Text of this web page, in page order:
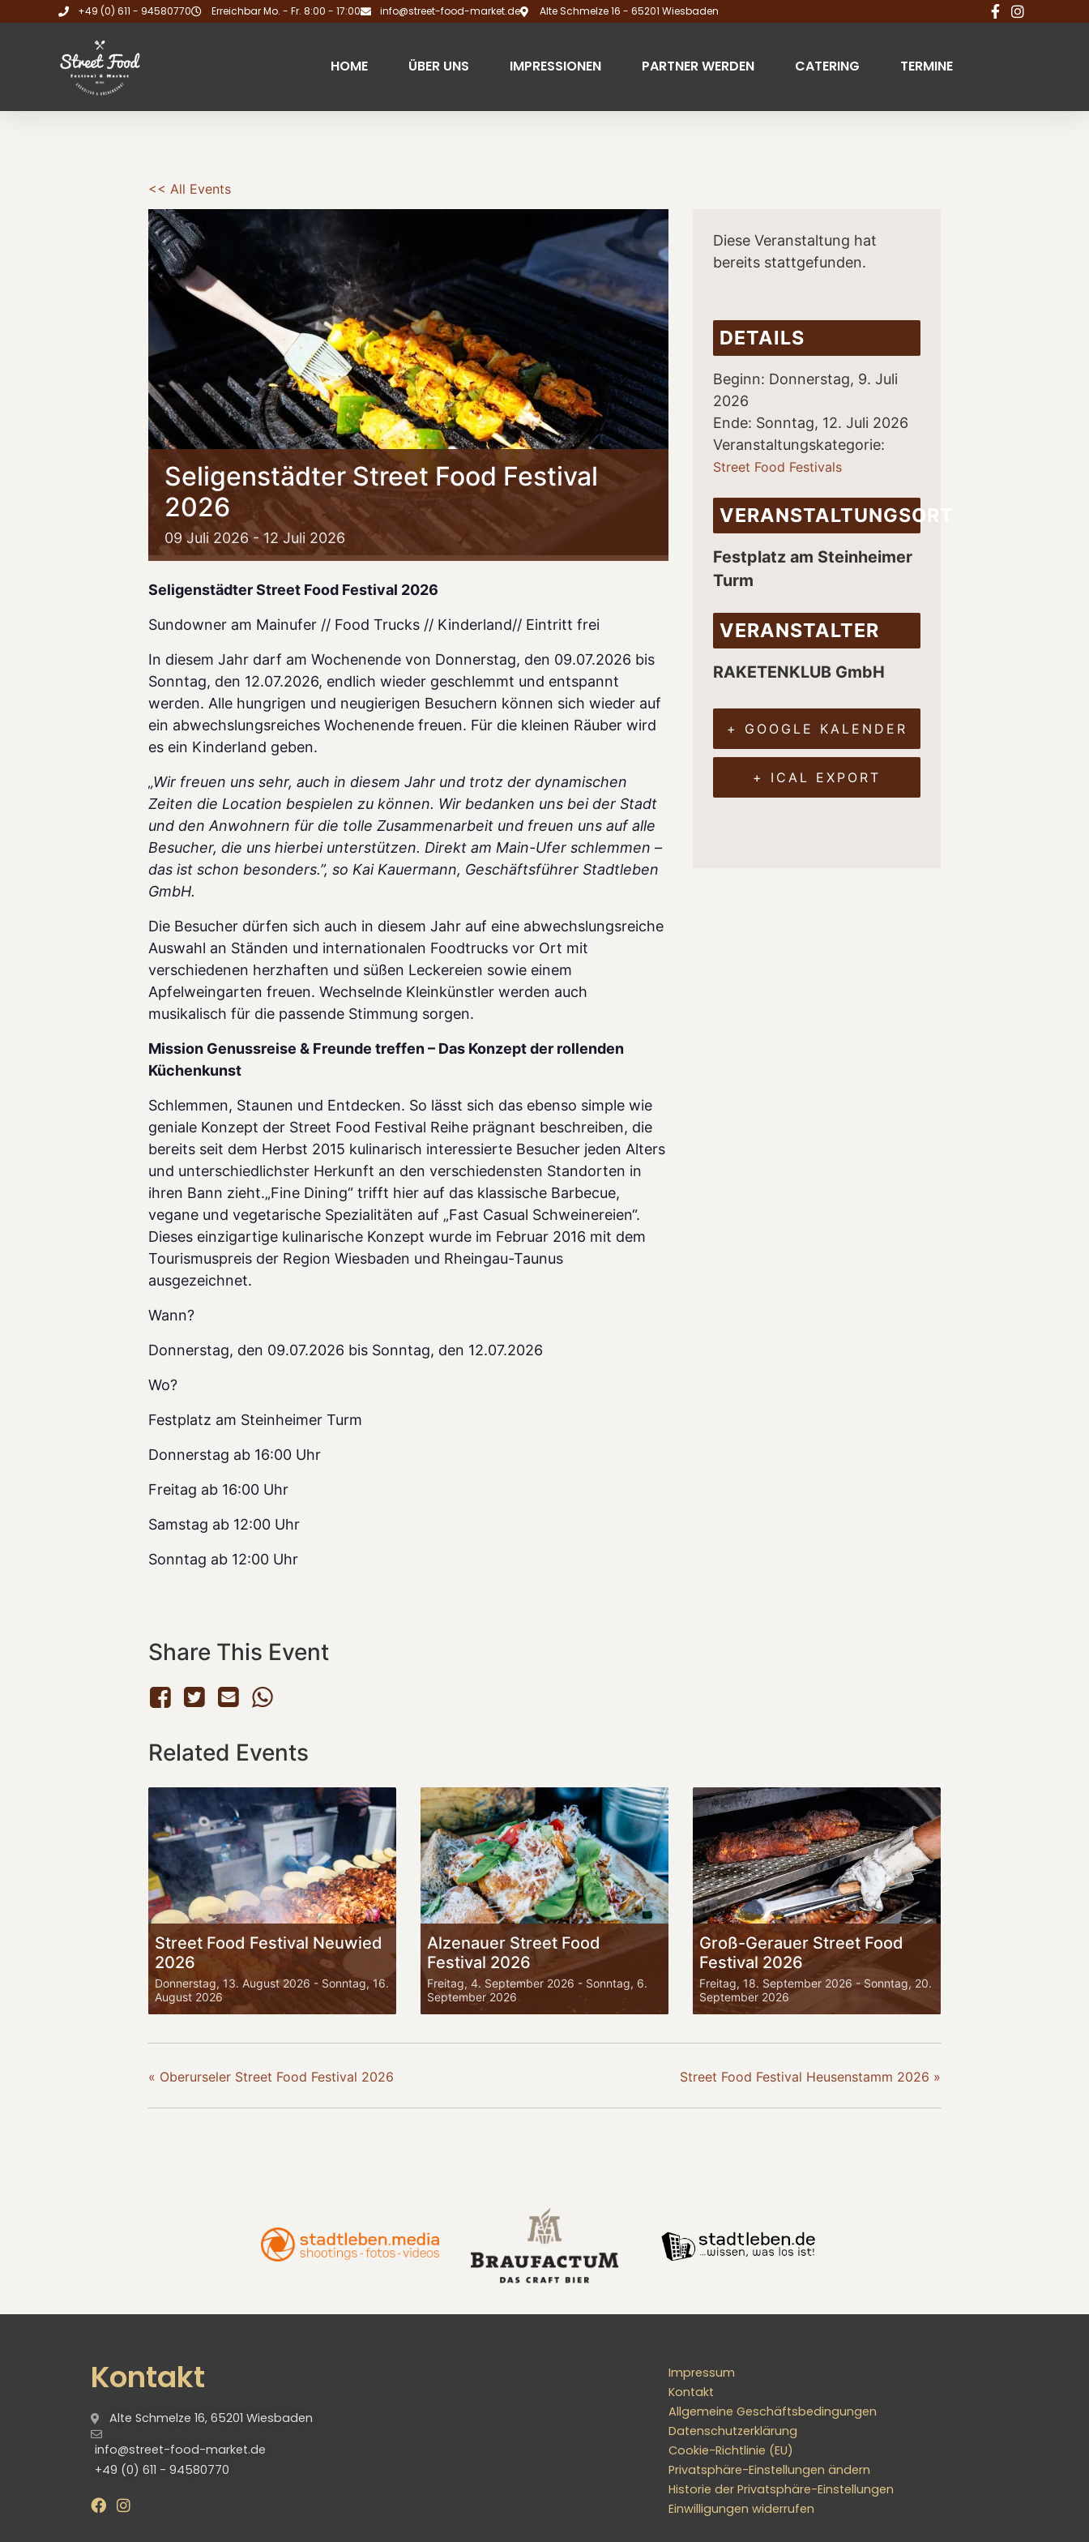
+49 (0) 611 - 94580770 Erreichbar Mo. - Fr. 8:00 - 17:00 info@street-food-market.de Alte Schmelze 16 - 65201 Wiesbaden
HOME ÜBER UNS IMPRESSIONEN PARTNER WERDEN CATERING TERMINE
<< All Events
Seligenstädter Street Food Festival
2026
09 Juli 2026 -12 Juli 2026
Seligenstädter Street Food Festival 2026
Sundowner am Mainufer // Food Trucks // Kinderland// Eintritt frei
In diesem Jahr darf am Wochenende von Donnerstag, den 09.07.2026 bis
Sonntag, den 12.07.2026, endlich wieder geschlemmt und entspannt
werden. Alle hungrigen und neugierigen Besuchern können sich wieder auf
ein abwechslungsreiches Wochenende freuen. Für die kleinen Räuber wird
es ein Kinderland geben.
„Wir freuen uns sehr, auch in diesem Jahr und trotz der dynamischen
Zeiten die Location bespielen zu können. Wir bedanken uns bei der Stadt
und den Anwohnern für die tolle Zusammenarbeit und freuen uns auf alle
Besucher, die uns hierbei unterstützen. Direkt am Main-Ufer schlemmen –
das ist schon besonders.”, so Kai Kauermann, Geschäftsführer Stadtleben
GmbH.
Die Besucher dürfen sich auch in diesem Jahr auf eine abwechslungsreiche
Auswahl an Ständen und internationalen Foodtrucks vor Ort mit
verschiedenen herzhaften und süßen Leckereien sowie einem
Apfelweingarten freuen. Wechselnde Kleinkünstler werden auch
musikalisch für die passende Stimmung sorgen.
Mission Genussreise & Freunde treffen – Das Konzept der rollenden
Küchenkunst
Schlemmen, Staunen und Entdecken. So lässt sich das ebenso simple wie
geniale Konzept der Street Food Festival Reihe prägnant beschreiben, die
bereits seit dem Herbst 2015 kulinarisch interessierte Besucher jeden Alters
und unterschiedlichster Herkunft an den verschiedensten Standorten in
ihren Bann zieht.„Fine Dining“ trifft hier auf das klassische Barbecue,
vegane und vegetarische Spezialitäten auf „Fast Casual Schweinereien“.
Dieses einzigartige kulinarische Konzept wurde im Februar 2016 mit dem
Tourismuspreis der Region Wiesbaden und Rheingau-Taunus
ausgezeichnet.
Wann?
Donnerstag, den 09.07.2026 bis Sonntag, den 12.07.2026
Wo?
Festplatz am Steinheimer Turm
Donnerstag ab 16:00 Uhr
Freitag ab 16:00 Uhr
Samstag ab 12:00 Uhr
Sonntag ab 12:00 Uhr
Share This Event
Diese Veranstaltung hat
bereits stattgefunden.
DETAILS
Beginn: Donnerstag, 9. Juli
2026
Ende: Sonntag, 12. Juli 2026
Veranstaltungskategorie:
Street Food Festivals
VERANSTALTUNGSORT
Festplatz am Steinheimer
Turm
VERANSTALTER
RAKETENKLUB GmbH
+ GOOGLE KALENDER
+ ICAL EXPORT
Related Events
Street Food Festival Neuwied
2026
Donnerstag, 13. August 2026 - Sonntag, 16.
August 2026
Alzenauer Street Food
Festival 2026
Freitag, 4. September 2026 - Sonntag, 6.
September 2026
Groß-Gerauer Street Food
Festival 2026
Freitag, 18. September 2026 - Sonntag, 20.
September 2026
« Oberurseler Street Food Festival 2026 Street Food Festival Heusenstamm 2026 »
Kontakt
Alte Schmelze 16, 65201 Wiesbaden
info@street-food-market.de
+49 (0) 611 - 94580770
Impressum
Kontakt
Allgemeine Geschäftsbedingungen
Datenschutzerklärung
Cookie-Richtlinie (EU)
Privatsphäre-Einstellungen ändern
Historie der Privatsphäre-Einstellungen
Einwilligungen widerrufen